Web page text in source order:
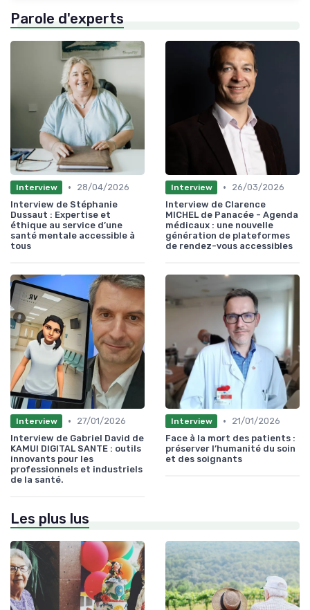
Parole d'experts
Interview •
28/04/2026
Interview de Stéphanie
Dussaut : Expertise et
éthique au service d’une
santé mentale accessible à
tous
Interview •
26/03/2026
Interview de Clarence
MICHEL de Panacée - Agenda
médicaux : une nouvelle
génération de plateformes
de rendez-vous accessibles
Interview •
27/01/2026
Interview de Gabriel David de
KAMUI DIGITAL SANTE : outils
innovants pour les
professionnels et industriels
de la santé.
Interview •
21/01/2026
Face à la mort des patients :
préserver l’humanité du soin
et des soignants
Les plus lus